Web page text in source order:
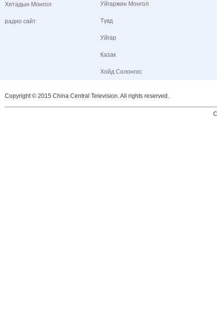
Хятадын Монгол
радио сайт
Уйгаржин Монгол
Түвд
Уйгар
Казак
Хойд Солонгос
Copyright © 2015 China Central Television. All rights reserved.